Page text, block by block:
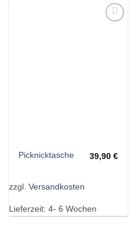
Picknicktasche 39,90 €
zzgl. Versandkosten
Lieferzeit: 4- 6 Wochen